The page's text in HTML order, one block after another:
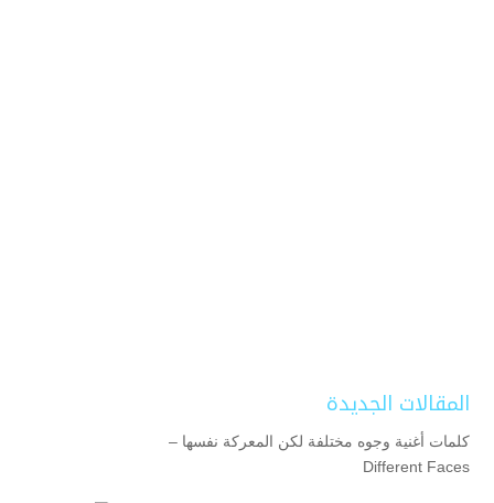
المقالات الجديدة
كلمات أغنية وجوه مختلفة لكن المعركة نفسها –
Different Faces